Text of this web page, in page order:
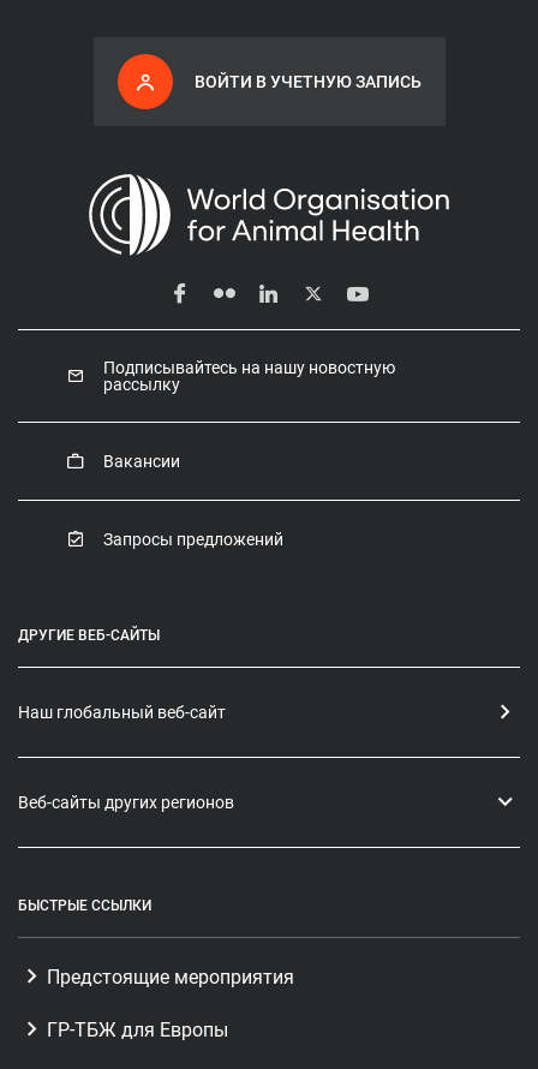
ВОЙТИ В УЧЕТНУЮ ЗАПИСЬ
Подписывайтесь на нашу новостную
рассылку
Вакансии
Запросы предложений
ДРУГИЕ ВЕБ-САЙТЫ
Наш глобальный веб-сайт
Веб-сайты других регионов
БЫСТРЫЕ ССЫЛКИ
Предстоящие мероприятия
ГР-ТБЖ для Европы